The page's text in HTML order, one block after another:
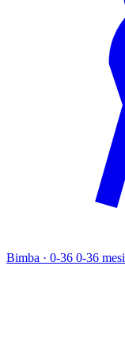
Bimba · 0-36 0-36 mesi